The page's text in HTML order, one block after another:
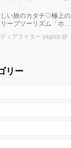
しい旅のカタチ♡極上の
ープツーリズム「ホテ
ととの寝」快眠ステイ
ィアライター yagiza @ カワコレメディア編集部
リー